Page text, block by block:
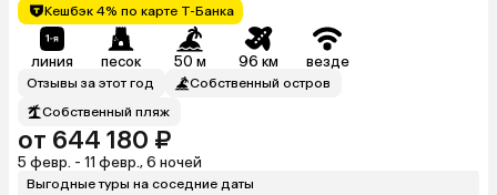
Кешбэк 4% по карте Т-Банка
линия песок 50 м 96 км везде
Отзывы за этот год
Собственный остров
Собственный пляж
от 644 180 ₽
5 февр. - 11 февр., 6 ночей
Выгодные туры на соседние даты